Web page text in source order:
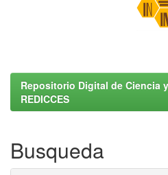
Repositorio Digital de Ciencia
REDICCES
Busqueda